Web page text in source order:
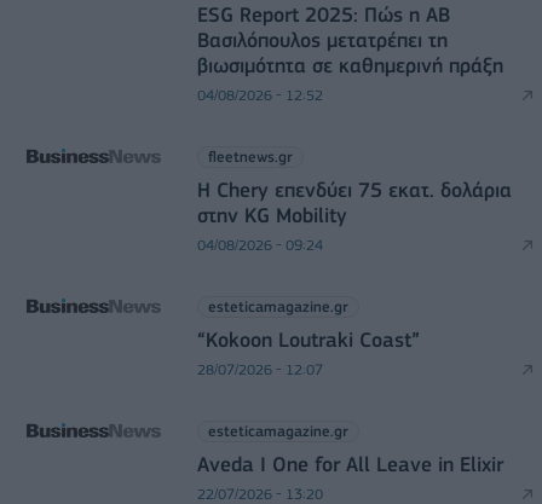
ESG Report 2025: Πώς η ΑΒ
Βασιλόπουλος μετατρέπει τη
βιωσιμότητα σε καθημερινή πράξη
04/08/2026 - 12:52
fleetnews.gr
Η Chery επενδύει 75 εκατ. δολάρια
στην KG Mobility
04/08/2026 - 09:24
esteticamagazine.gr
“Kokoon Loutraki Coast”
28/07/2026 - 12:07
esteticamagazine.gr
Aveda I One for All Leave in Elixir
22/07/2026 - 13:20